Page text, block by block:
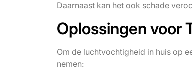
Daarnaast kan het ook schade
Oplossingen voor
Om de luchtvochtigheid in huis op
nemen: